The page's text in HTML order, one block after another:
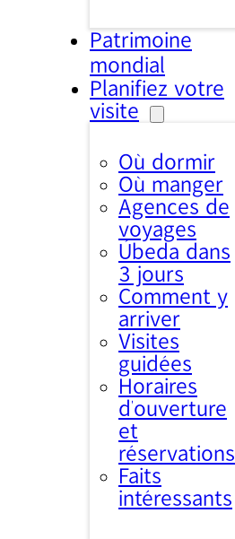
Patrimoine
mondial
Planifiez votre
visite
Où dormir
Où manger
Agences de
voyages
Úbeda dans
3 jours
Comment y
arriver
Visites
guidées
Horaires
d’ouverture
et
réservations
Faits
intéressants